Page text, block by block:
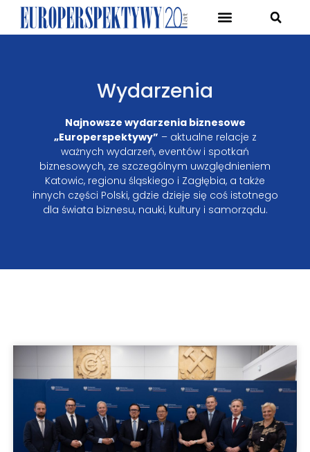
Wydarzenia
Najnowsze wydarzenia biznesowe
„Europerspektywy” – aktualne relacje z
ważnych wydarzeń, eventów i spotkań
biznesowych, ze szczególnym uwzględnieniem
Katowic, regionu śląskiego i Zagłębia, a także
innych części Polski, gdzie dzieje się coś istotnego
dla świata biznesu, nauki, kultury i samorządu.